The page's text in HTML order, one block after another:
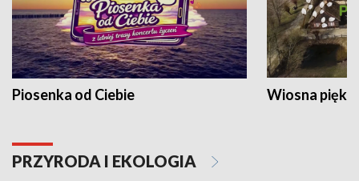
Piosenka od Ciebie Wiosna
PRZYRODA I EKOLOGIA